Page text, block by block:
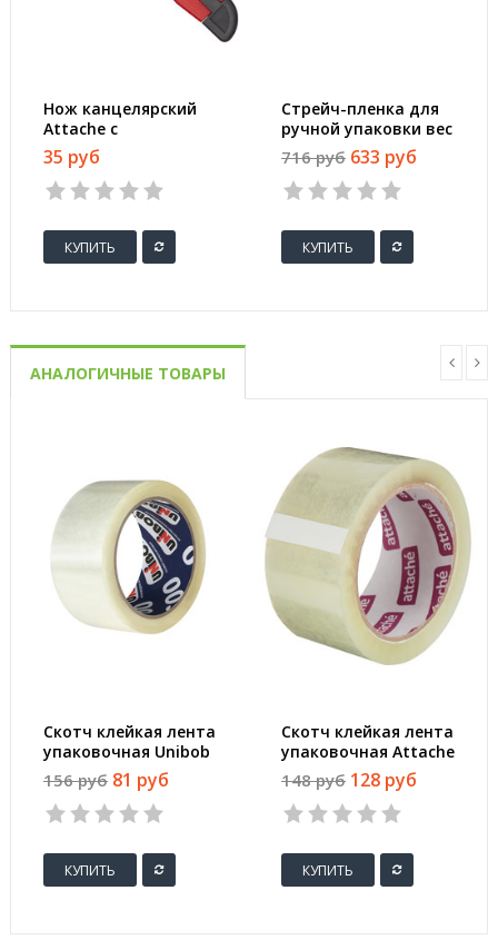
Нож канцелярский
Attache с
фиксатором
(ширина лезвия 9
мм)
35 руб
КУПИТЬ
Стрейч-пленка для
ручной упаковки вес
2 кг 20 мкм x 50 см x
217 м (престрейч
180%)
716 руб 633 руб
КУПИТЬ
АНАЛОГИЧНЫЕ ТОВАРЫ
Скотч клейкая лента
упаковочная Unibob
прозрачная 48 мм x
66 м толщина 45
мкм
156 руб 81 руб
КУПИТЬ
Скотч клейкая лента
упаковочная Attache
прозрачная 50 мм x
66 м толщина 50
мкм (морозостойкая)
148 руб 128 руб
КУПИТЬ
5 5